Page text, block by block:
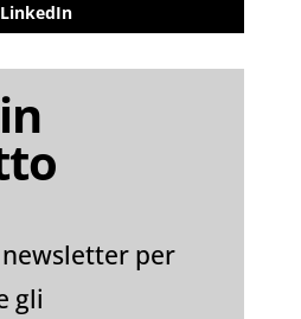
LinkedIn
per
gli